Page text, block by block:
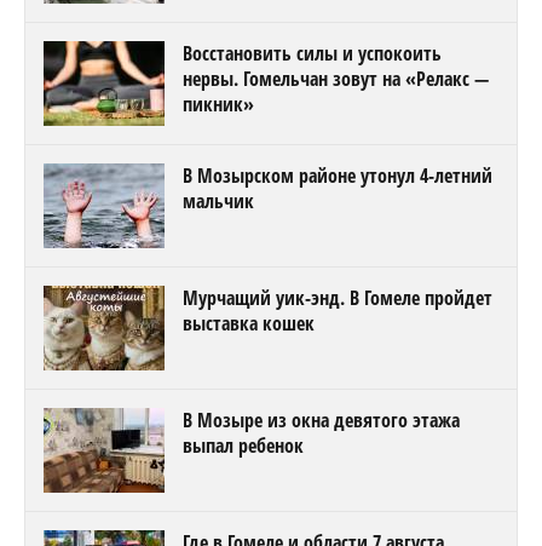
Восстановить силы и успокоить
нервы. Гомельчан зовут на «Релакс —
пикник»
В Мозырском районе утонул 4-летний
мальчик
Мурчащий уик-энд. В Гомеле пройдет
выставка кошек
В Мозыре из окна девятого этажа
выпал ребенок